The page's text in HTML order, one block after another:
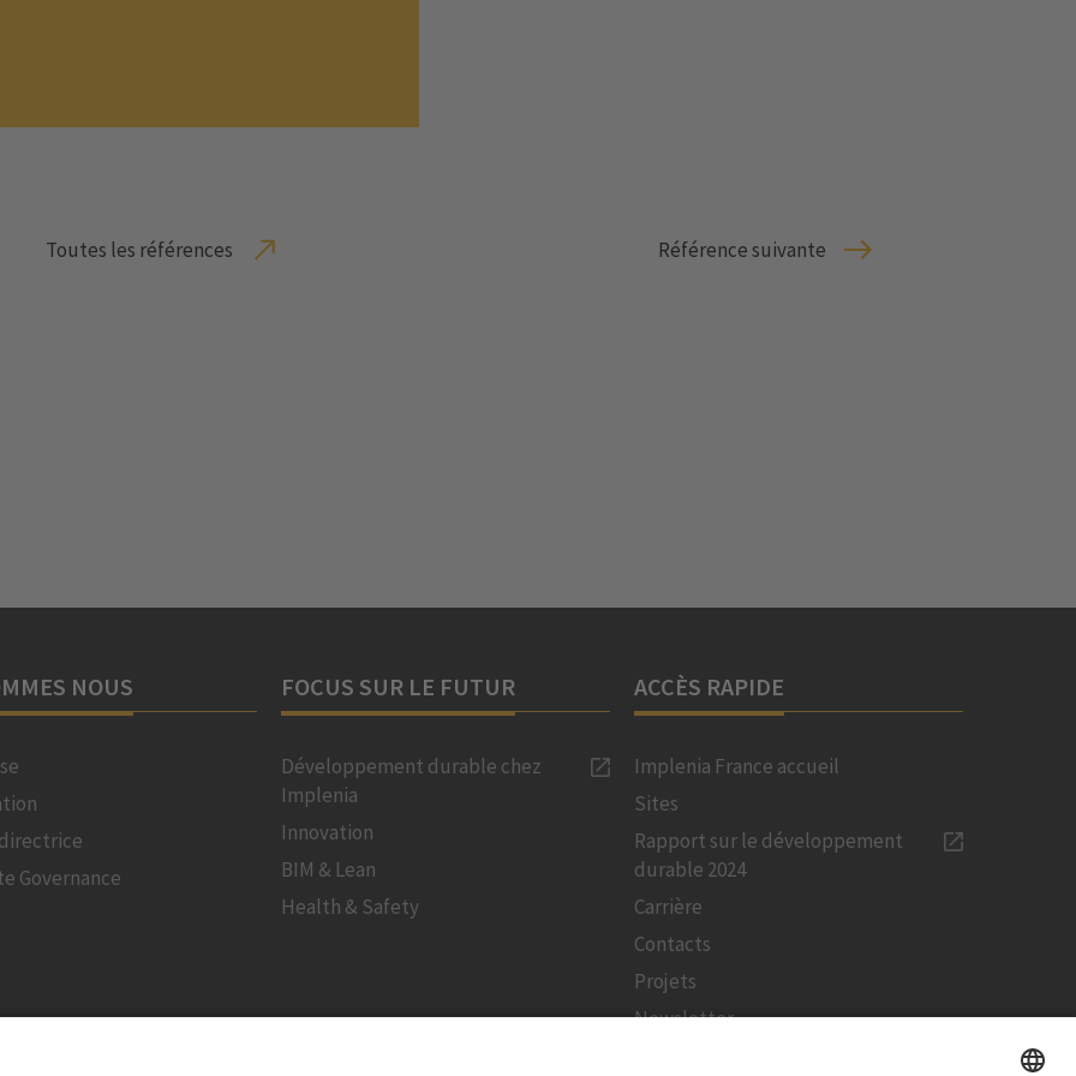
Toutes les références Référence suivante
NOUS
Governance
FOCUS SUR LE FUTUR
Développement durable chez
Implenia
Innovation
BIM & Lean
Health & Safety
ACCÈS RAPIDE
Implenia France accueil
Sites
Rapport sur le développement
durable 2024
Carrière
Contacts
Projets
Newsletter